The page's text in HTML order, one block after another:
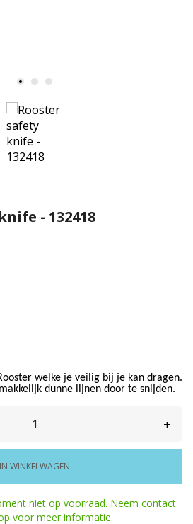
- 132418
welke je veilig bij je kan dragen.
dunne lijnen door te snijden.
+
IN WINKELWAGEN
niet op voorraad. Neem contact
voor meer informatie.